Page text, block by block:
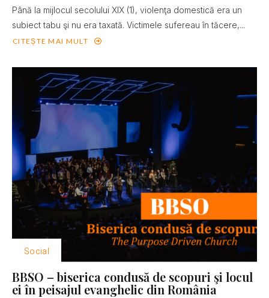
Până la mijlocul secolului XIX (1), violenţa domestică era un
subiect tabu şi nu era taxată. Victimele sufereau în tăcere,...
CITEȘTE MAI MULT
Social
BBSO – biserica condusă de scopuri şi locul
ei în peisajul evanghelic din România